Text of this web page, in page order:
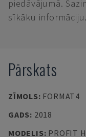
piedāvājumā.
sīkāku informāciju.
Pārskats
ZĪMOLS: FORMAT4
GADS: 2018
MODELIS: PROFIT